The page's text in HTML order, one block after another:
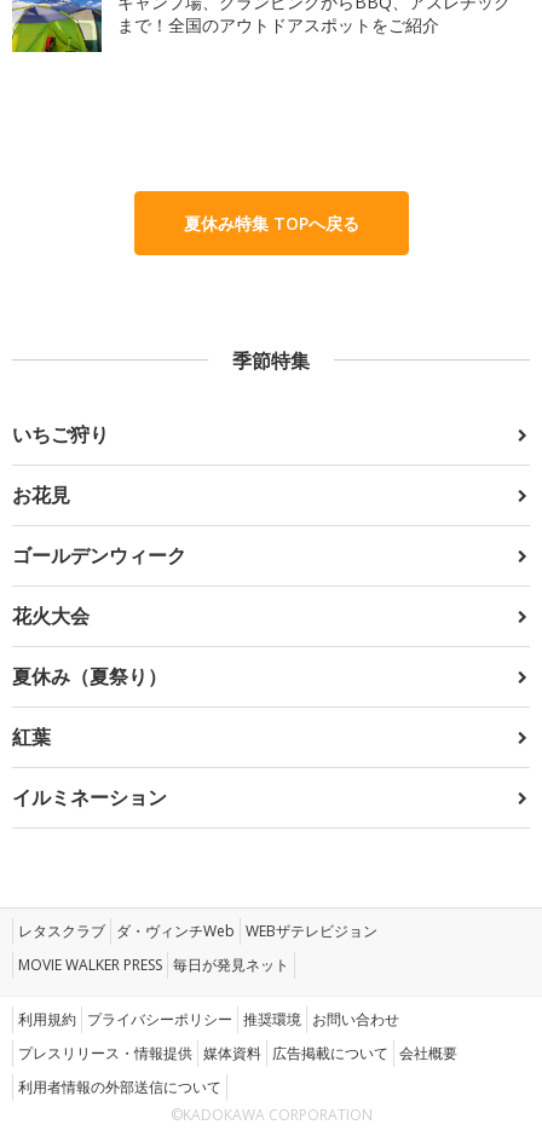
まで！全国のアウトドアスポットをご紹介
夏休み特集 TOPへ戻る
季節特集
いちご狩り
お花見
ゴールデンウィーク
花火大会
夏休み（夏祭り）
紅葉
イルミネーション
レタスクラブ ダ・ヴィンチWeb WEBザテレビジョン
MOVIE WALKER PRESS 毎日が発見ネット
利用規約 プライバシーポリシー 推奨環境 お問い合わせ
プレスリリース・情報提供 媒体資料 広告掲載について 会社概要
利用者情報の外部送信について
©KADOKAWA CORPORATION